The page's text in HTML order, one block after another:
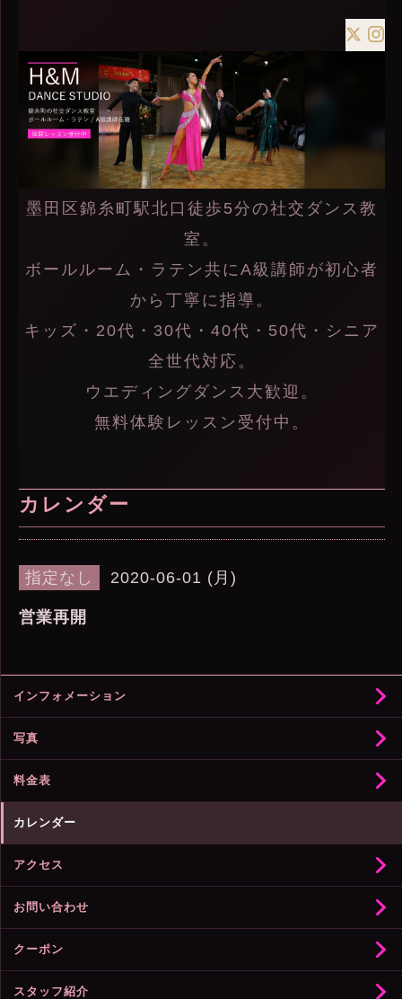
墨田区錦糸町駅北口徒歩5分の社交ダンス教
室。
ボールルーム・ラテン共にA級講師が初心者
から丁寧に指導。
キッズ・20代・30代・40代・50代・シニア
全世代対応。
ウエディングダンス大歓迎。
無料体験レッスン受付中。
カレンダー
指定なし 2020-06-01 (月)
営業再開
インフォメーション
写真
料金表
カレンダー
アクセス
お問い合わせ
クーポン
スタッフ紹介